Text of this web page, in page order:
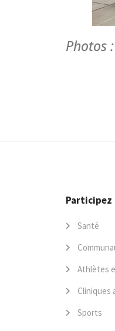
Photos
Participez
Santé
Athlètes
Cliniques
Sports